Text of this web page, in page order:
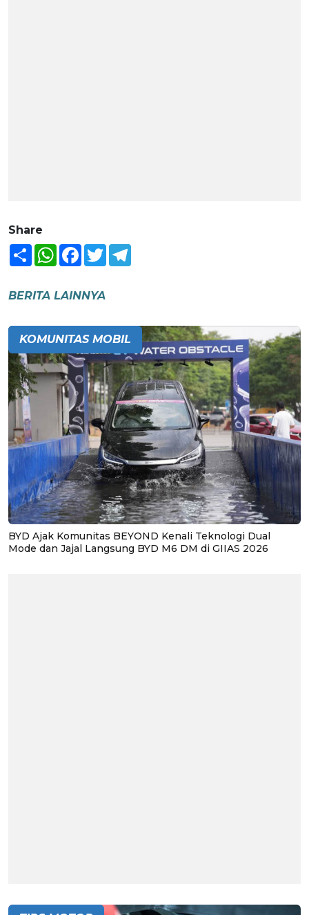
Share
Share WhatsAppFacebook
Twitter
BERITA LAINNYA
KOMUNITAS MOBIL
BYD Ajak Komunitas BEYOND Kenali Teknologi Dual
Mode dan Jajal Langsung BYD M6 DM di GIIAS 2026